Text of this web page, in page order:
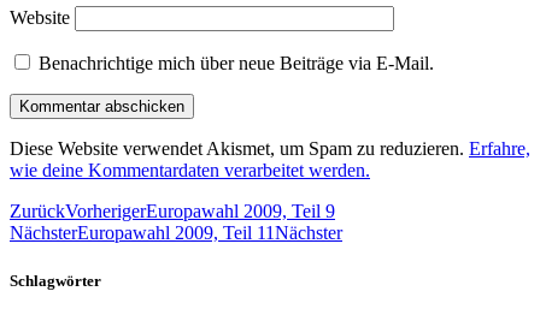
Website
Benachrichtige mich über neue Beiträge via E-Mail.
Diese Website verwendet Akismet, um Spam zu reduzieren. Erfahre,
wie deine Kommentardaten verarbeitet werden.
ZurückVorherigerEuropawahl 2009, Teil 9
NächsterEuropawahl 2009, Teil 11Nächster
Schlagwörter